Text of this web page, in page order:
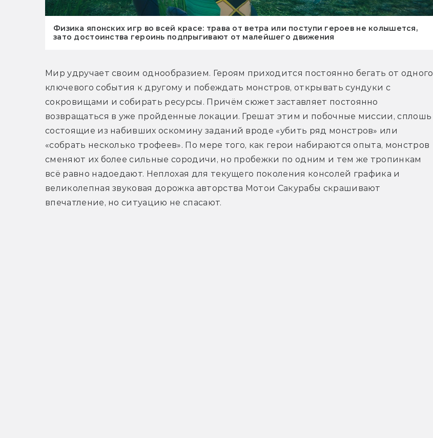
Физика японских игр во всей красе: трава от ветра или поступи героев не колышется,
зато достоинства героинь подпрыгивают от малейшего движения
Мир удручает своим однообразием. Героям приходится постоянно бегать от одного
ключевого события к другому и побеждать монстров, открывать сундуки с
сокровищами и собирать ресурсы. Причём сюжет заставляет постоянно
возвращаться в уже пройденные локации. Грешат этим и побочные миссии, сплошь
состоящие из набивших оскомину заданий вроде «убить ряд монстров» или
«собрать несколько трофеев». По мере того, как герои набираются опыта, монстров
сменяют их более сильные сородичи, но пробежки по одним и тем же тропинкам
всё равно надоедают. Неплохая для текущего поколения консолей графика и
великолепная звуковая дорожка авторства Мотои Сакурабы скрашивают
впечатление, но ситуацию не спасают.